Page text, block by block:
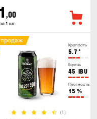
,00
1 шт
Крепость
5.7 °
Горечь
45 IBU
Плотность
15 %
(1)
продаж